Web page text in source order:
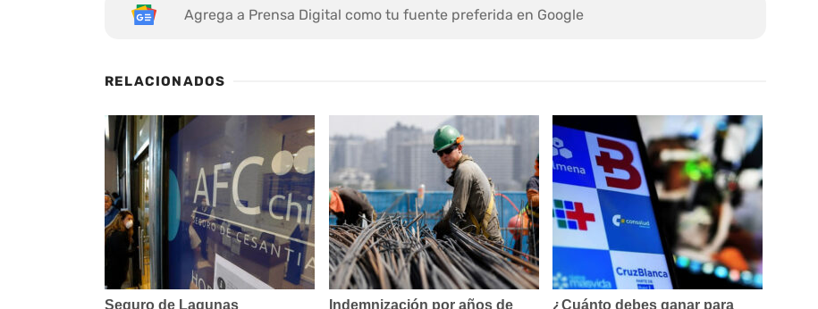
Agrega a Prensa Digital como tu fuente preferida en Google
RELACIONADOS
Seguro de Lagunas Indemnización por años de ¿Cuánto debes ganar para